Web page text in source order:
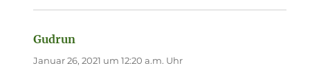
Gudrun
Januar 26, 2021 um 12:20 a.m. Uhr